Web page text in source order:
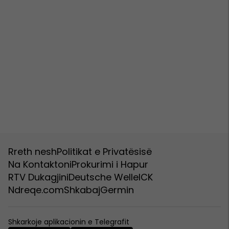
Rreth neshPolitikat e Privatësisë
Na KontaktoniProkurimi i Hapur
RTV DukagjiniDeutsche WelleICK
Ndreqe.comShkabajGermin
Shkarkoje aplikacionin e Telegrafit